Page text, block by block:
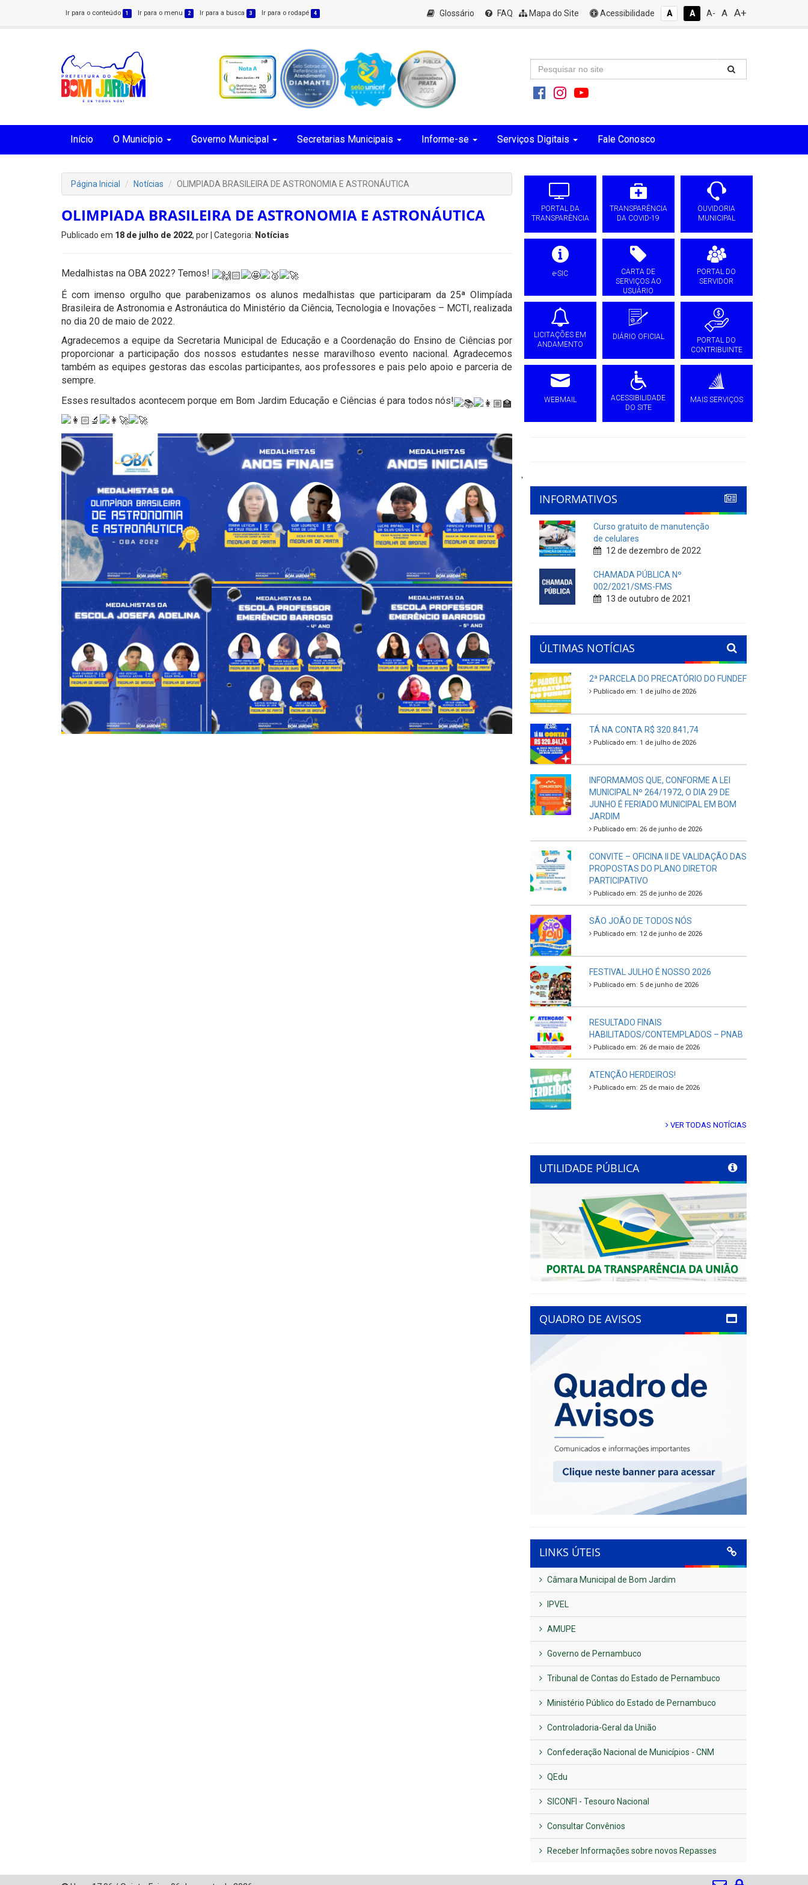
Ir para o conteúdo 1 Ir para o menu 2 Ir para a busca 3 Ir para o rodapé 4 Glossário FAQ Mapa do Site Acessibilidade A A A- A A+
Início O Município Governo Municipal Secretarias Municipais Informe-se Serviços Digitais Fale Conosco
Página Inicial Notícias OLIMPIADA BRASILEIRA DE ASTRONOMIA E ASTRONÁUTICA
OLIMPIADA BRASILEIRA DE ASTRONOMIA E ASTRONÁUTICA
Publicado em 18 de julho de 2022, por | Categoria: Notícias
Medalhistas na OBA 2022? Temos!
É com imenso orgulho que parabenizamos os alunos medalhistas que participaram da 25ª Olimpíada
Brasileira de Astronomia e Astronáutica do Ministério da Ciência, Tecnologia e Inovações – MCTI, realizada
no dia 20 de maio de 2022.
Agradecemos a equipe da Secretaria Municipal de Educação e a Coordenação do Ensino de Ciências por
proporcionar a participação dos nossos estudantes nesse maravilhoso evento nacional. Agradecemos
também as equipes gestoras das escolas participantes, aos professores e pais pelo apoio e parceria de
sempre.
Esses resultados acontecem porque em Bom Jardim Educação e Ciências é para todos nós!
PORTAL DA
TRANSPARÊNCIA
TRANSPARÊNCIA
DA COVID-19
OUVIDORIA
MUNICIPAL
e-SIC
CARTA DE
SERVIÇOS AO
USUÁRIO
PORTAL DO
SERVIDOR
LICITAÇÕES EM
ANDAMENTO
DIÁRIO OFICIAL
PORTAL DO
CONTRIBUINTE
WEBMAIL
ACESSIBILIDADE
DO SITE
MAIS SERVIÇOS
'
INFORMATIVOS
Curso gratuito de manutenção
de celulares
12 de dezembro de 2022
CHAMADA PÚBLICA Nº
002/2021/SMS-FMS
13 de outubro de 2021
ÚLTIMAS NOTÍCIAS
2ª PARCELA DO PRECATÓRIO DO FUNDEF
Publicado em: 1 de julho de 2026
TÁ NA CONTA R$ 320.841,74
Publicado em: 1 de julho de 2026
INFORMAMOS QUE, CONFORME A LEI
MUNICIPAL Nº 264/1972, O DIA 29 DE
JUNHO É FERIADO MUNICIPAL EM BOM
JARDIM
Publicado em: 26 de junho de 2026
CONVITE – OFICINA II DE VALIDAÇÃO DAS
PROPOSTAS DO PLANO DIRETOR
PARTICIPATIVO
Publicado em: 25 de junho de 2026
SÃO JOÃO DE TODOS NÓS
Publicado em: 12 de junho de 2026
FESTIVAL JULHO É NOSSO 2026
Publicado em: 5 de junho de 2026
RESULTADO FINAIS
HABILITADOS/CONTEMPLADOS – PNAB
Publicado em: 26 de maio de 2026
ATENÇÃO HERDEIROS!
Publicado em: 25 de maio de 2026
VER TODAS NOTÍCIAS
UTILIDADE PÚBLICA
Previous Next
QUADRO DE AVISOS
LINKS ÚTEIS
Câmara Municipal de Bom Jardim
IPVEL
AMUPE
Governo de Pernambuco
Tribunal de Contas do Estado de Pernambuco
Ministério Público do Estado de Pernambuco
Controladoria-Geral da União
Confederação Nacional de Municípios - CNM
QEdu
SICONFI - Tesouro Nacional
Consultar Convênios
Receber Informações sobre novos Repasses